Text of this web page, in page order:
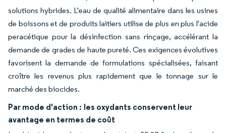
solutions hybrides. L'eau de qualité alimentaire dans les usines
de boissons et de produits laitiers utilise de plus en plus l'acide
peracétique pour la désinfection sans rinçage, accélérant la
demande de grades de haute pureté. Ces exigences évolutives
favorisent la demande de formulations spécialisées, faisant
croître les revenus plus rapidement que le tonnage sur le
marché des biocides.
Par mode d'action : les oxydants conservent leur
avantage en termes de coût